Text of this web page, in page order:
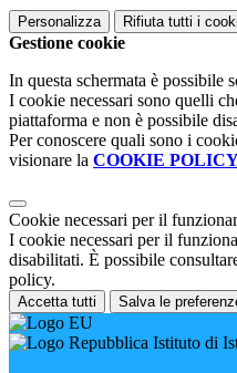
Personalizza Rifiuta tutti i
Gestione cookie
In questa schermata è possibile
I cookie necessari sono quelli
piattaforma e non è possibile
Per conoscere quali sono i
visionare la COOKIE
Cookie necessari per il
I cookie necessari per il
disabilitati. È possibile
policy.
Accetta tutti Salva le
Istituto di